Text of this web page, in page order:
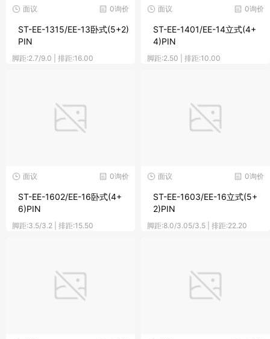
0询价
面议
ST-EE-1315/EE-13卧式(5+2)
PIN
脚距:2.7/9.0 | 排距:16.00
0询价
面议
ST-EE-1401/EE-14立式(4+
4)PIN
脚距:2.50 | 排距:10.00
0询价
面议
ST-EE-1602/EE-16卧式(4+
6)PIN
脚距:3.5/3.2 | 排距:15.50
0询价
面议
ST-EE-1603/EE-16立式(5+
2)PIN
脚距:8.0/3.05/3.5 | 排距:22.20